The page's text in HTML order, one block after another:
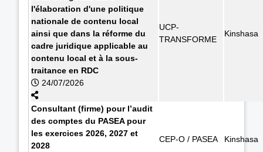
l'élaboration d'une politique
nationale de contenu local
ainsi que dans la réforme du
cadre juridique applicable au
contenu local et à la sous-
traitance en RDC
24/07/2026
UCP-
TRANSFORME
Kinshasa
Consultant (firme) pour l’audit
des comptes du PASEA pour
les exercices 2026, 2027 et
2028
CEP-O / PASEA Kinshasa